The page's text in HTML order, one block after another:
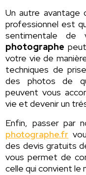
Un autre avantage
professionnel est
sentimentale
photographe
votre vie de
techniques de
des photos de
peuvent vous
vie et devenir un
Enfin, passer par
photographe.fr
des devis gratuits
vous permet de
celle qui convient le